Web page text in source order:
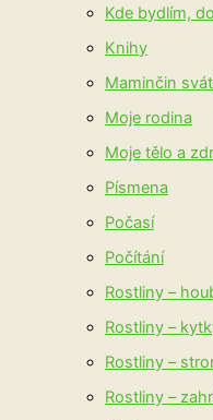
Kde bydlím,
Knihy
Maminčin
Moje rodina
Moje tělo a
Písmena
Počasí
Počítání
Rostliny –
Rostliny –
Rostliny –
Rostliny –